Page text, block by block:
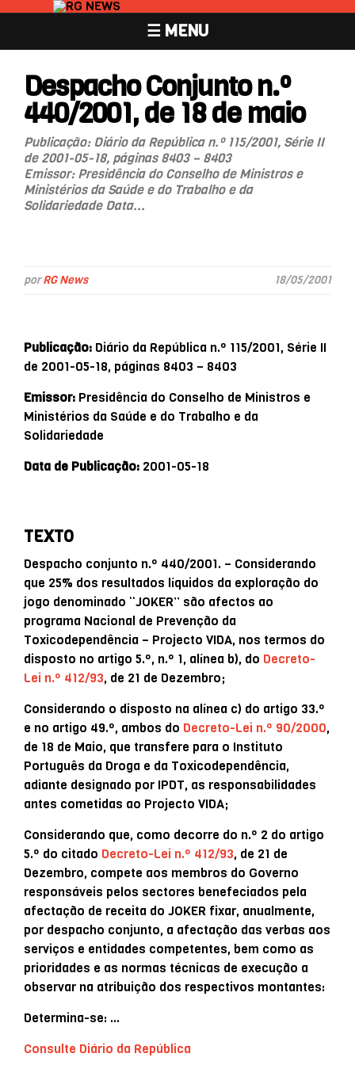
☰ MENU
Despacho Conjunto n.º
440/2001, de 18 de maio
Publicação: Diário da República n.º 115/2001, Série II
de 2001-05-18, páginas 8403 – 8403
Emissor: Presidência do Conselho de Ministros e
Ministérios da Saúde e do Trabalho e da
Solidariedade Data...
porRG News 18/05/2001
Publicação: Diário da República n.º 115/2001, Série II
de 2001-05-18, páginas 8403 – 8403
Emissor: Presidência do Conselho de Ministros e
Ministérios da Saúde e do Trabalho e da
Solidariedade
Data de Publicação: 2001-05-18
TEXTO
Despacho conjunto n.º 440/2001. – Considerando
que 25% dos resultados líquidos da exploração do
jogo denominado “JOKER” são afectos ao
programa Nacional de Prevenção da
Toxicodependência – Projecto VIDA, nos termos do
disposto no artigo 5.º, n.º 1, alínea b), do Decreto-
Lei n.º 412/93, de 21 de Dezembro;
Considerando o disposto na alínea c) do artigo 33.º
e no artigo 49.º, ambos do Decreto-Lei n.º 90/2000,
de 18 de Maio, que transfere para o Instituto
Português da Droga e da Toxicodependência,
adiante designado por IPDT, as responsabilidades
antes cometidas ao Projecto VIDA;
Considerando que, como decorre do n.º 2 do artigo
5.º do citado Decreto-Lei n.º 412/93, de 21 de
Dezembro, compete aos membros do Governo
responsáveis pelos sectores benefeciados pela
afectação de receita do JOKER fixar, anualmente,
por despacho conjunto, a afectação das verbas aos
serviços e entidades competentes, bem como as
prioridades e as normas técnicas de execução a
observar na atribuição dos respectivos montantes:
Determina-se: …
Consulte Diário da República